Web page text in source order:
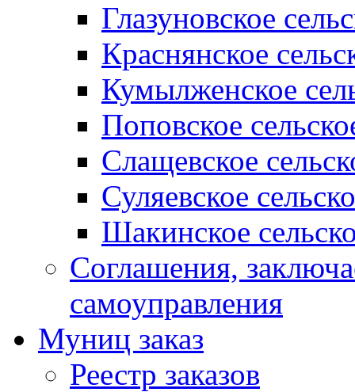
Глазуновское
Краснянское
Кумылженское
Поповское
Слащевское
Суляевское
Шакинское
Соглашения,
самоуправления
Муниц заказ
Реестр заказов